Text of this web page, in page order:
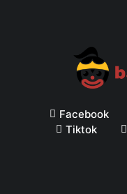
Facebook
Tiktok